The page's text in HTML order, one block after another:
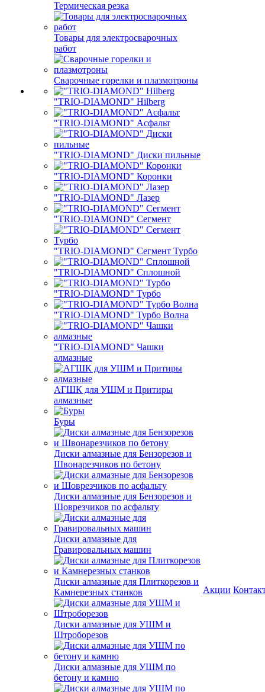
Термическая резка
Товары для электросварочных
работ
Сварочные горелки и плазмотроны
"TRIO-DIAMOND" Hilberg
"TRIO-DIAMOND" Асфальт
"TRIO-DIAMOND" Диски пильные
"TRIO-DIAMOND" Коронки
"TRIO-DIAMOND" Лазер
"TRIO-DIAMOND" Сегмент
"TRIO-DIAMOND" Сегмент Турбо
"TRIO-DIAMOND" Сплошной
"TRIO-DIAMOND" Турбо
"TRIO-DIAMOND" Турбо Волна
"TRIO-DIAMOND" Чашки
алмазные
АГШК для УШМ и Притиры
алмазные
Буры
Диски алмазные для Бензорезов и
Швонарезчиков по бетону
Диски алмазные для Бензорезов и
Шоврезчиков по асфальту
Диски алмазные для
Гравировальных машин
Диски алмазные для Плиткорезов и
Камнерезных станков
Диски алмазные для УШМ и
Штроборезов
Диски алмазные для УШМ по
бетону и камню
Акции